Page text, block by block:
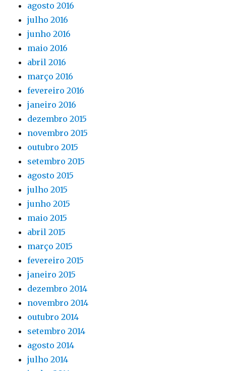
agosto 2016
julho 2016
junho 2016
maio 2016
abril 2016
março 2016
fevereiro 2016
janeiro 2016
dezembro 2015
novembro 2015
outubro 2015
setembro 2015
agosto 2015
julho 2015
junho 2015
maio 2015
abril 2015
março 2015
fevereiro 2015
janeiro 2015
dezembro 2014
novembro 2014
outubro 2014
setembro 2014
agosto 2014
julho 2014